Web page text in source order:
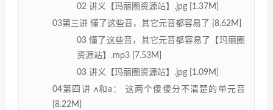
02 讲义【玛丽圈资源站】.jpg [1.37M]
03第三讲 懂了这些音，其它元音都容易了 [8.62M]
03 懂了这些音，其它元音都容易了【玛丽圈
资源站】.mp3 [7.53M]
03 讲义【玛丽圈资源站】.jpg [1.09M]
04第四讲 ʌ和a： 这两个傻傻分不清楚的单元音
[8.22M]